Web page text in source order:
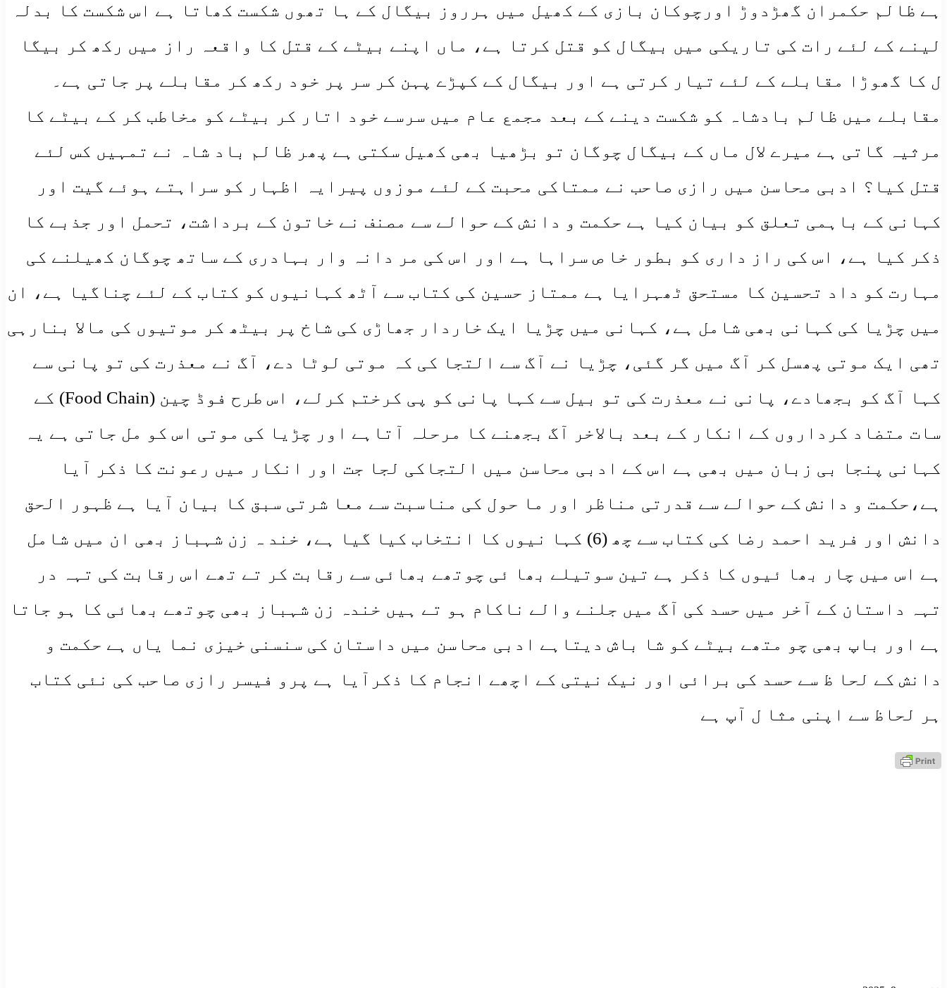
ہے ظالم حکمران گھڑدوڑ اورچوکان بازی کے کھیل میں ہرروز بیگال کے ہا تھوں شکست کھاتا ہے اس شکست کا بدلہ
لینے کے لئے رات کی تاریکی میں بیگال کو قتل کرتا ہے، ماں اپنے بیٹے کے قتل کا واقعہ راز میں رکھ کر بیگا
ل کا گھوڑا مقابلے کے لئے تیار کرتی ہے اور بیگال کے کپڑے پہن کر سر پر خود رکھ کر مقابلے پر جاتی ہے۔
مقابلے میں ظالم بادشاہ کو شکست دینے کے بعد مجمع عام میں سرسے خود اتار کر بیٹے کو مخاطب کر کے بیٹے کا
مرثیہ گاتی ہے میرے لال ماں کے بیگال چوگان تو بڑھیا بھی کھیل سکتی ہے پھر ظالم باد شاہ نے تمہیں کس لئے
قتل کیا؟ ادبی محاسن میں رازی صاحب نے ممتاکی محبت کے لئے موزوں پیرایہ اظہار کو سراہتے ہوئے گیت اور
کہانی کے باہمی تعلق کو بیان کیا ہے حکمت و دانش کے حوالے سے مصنف نے خاتون کے برداشت، تحمل اور جذبے کا
ذکر کیا ہے، اس کی راز داری کو بطور خا ص سراہا ہے اور اس کی مر دانہ وار بہادری کے ساتھ چوگان کھیلنے کی
مہارت کو داد تحسین کا مستحق ٹھہرایا ہے ممتاز حسین کی کتاب سے آٹھ کہانیوں کو کتاب کے لئے چناگیا ہے، ان
میں چڑیا کی کہانی بھی شامل ہے، کہانی میں چڑیا ایک خاردار جھاڑی کی شاخ پر بیٹھ کر موتیوں کی مالا بنارہی
تھی ایک موتی پھسل کر آگ میں گر گئی، چڑیا نے آگ سے التجا کی کہ موتی لوٹا دے، آگ نے معذرت کی تو پانی سے
کہا آگ کو بجھادے، پانی نے معذرت کی تو بیل سے کہا پانی کو پی کرختم کرلے، اس طرح فوڈ چین (Food Chain) کے
سات متضاد کرداروں کے انکار کے بعد بالاخر آگ بجھنے کا مرحلہ آتاہے اور چڑیا کی موتی اس کو مل جاتی ہے یہ
کہانی پنجا بی زبان میں بھی ہے اس کے ادبی محاسن میں التجاکی لجا جت اور انکار میں رعونت کا ذکر آیا
ہے،حکمت و دانش کے حوالے سے قدرتی مناظر اور ما حول کی مناسبت سے معا شرتی سبق کا بیان آیا ہے ظہور الحق
دانش اور فرید احمد رضا کی کتاب سے چھ (6) کہا نیوں کا انتخاب کیا گیا ہے، خند ہ زن شہباز بھی ان میں شامل
ہے اس میں چار بھا ئیوں کا ذکر ہے تین سوتیلے بھا ئی چوتھے بھائی سے رقابت کر تے تھے اس رقابت کی تہہ در
تہہ داستان کے آخر میں حسد کی آگ میں جلنے والے ناکام ہو تے ہیں خندہ زن شہباز بھی چوتھے بھائی کا ہو جاتا
ہے اور باپ بھی چو متھے بیٹے کو شا باش دیتاہے ادبی محاسن میں داستان کی سنسنی خیزی نما یاں ہے حکمت و
دانش کے لحا ظ سے حسد کی برائی اور نیک نیتی کے اچھے انجام کا ذکرآیا ہے پرو فیسر رازی صاحب کی نئی کتاب
ہر لحاظ سے اپنی مثا ل آپ ہے